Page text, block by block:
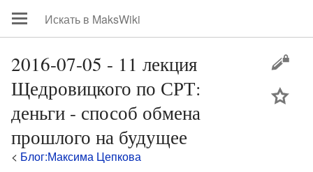
2016-07-05 - 11 лекция
Щедровицкого по СРТ:
деньги - способ обмена
прошлого на будущее
< Блог:Максима Цепкова